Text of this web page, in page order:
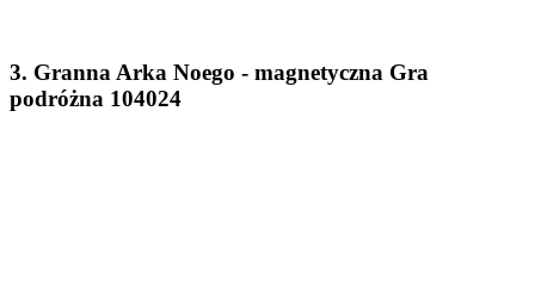
3. Granna Arka Noego - magnetyczna Gra
podróżna 104024